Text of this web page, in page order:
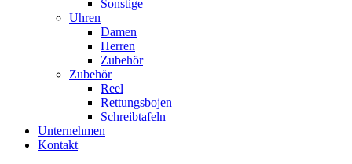
Sonstige
Uhren
Damen
Herren
Zubehör
Zubehör
Reel
Rettungsbojen
Schreibtafeln
Unternehmen
Kontakt